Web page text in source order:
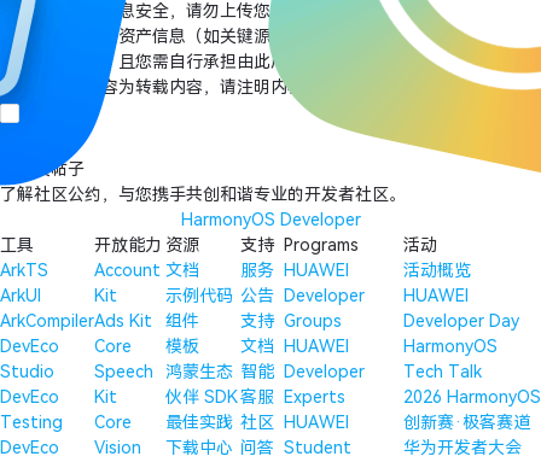
为了保障您的信息安全，请勿上传您的敏感个人信息（如您的密码等信
息）和您的敏感资产信息（如关键源代码、签名私钥、调试安装包、业务
日志等信息），且您需自行承担由此产生的信息泄露等安全风险。
如您发布的内容为转载内容，请注明内容来源。
我要发帖子
了解社区公约，与您携手共创和谐专业的开发者社区。
HarmonyOS Developer
工具
ArkTS
ArkUI
ArkCompiler
DevEco
Studio
DevEco
Testing
DevEco
开放能力
Account
Kit
Ads Kit
Core
Speech
Kit
Core
Vision
资源
文档
示例代码
组件
模板
鸿蒙生态
伙伴 SDK
最佳实践
下载中心
支持
服务
公告
支持
文档
智能
客服
社区
问答
Programs
HUAWEI
Developer
Groups
HUAWEI
Developer
Experts
HUAWEI
Student
活动
活动概览
HUAWEI
Developer Day
HarmonyOS
Tech Talk
2026 HarmonyOS
创新赛·极客赛道
华为开发者大会